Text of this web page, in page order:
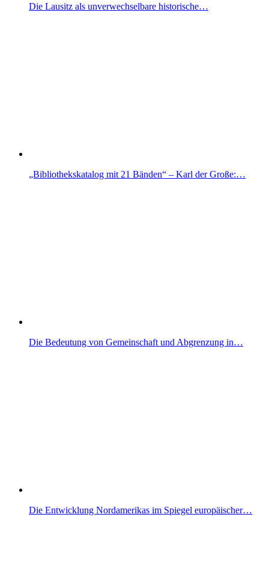
Die Lausitz als unverwechselbare historische…
„Bibliothekskatalog mit 21 Bänden“ – Karl der Große:…
Die Bedeutung von Gemeinschaft und Abgrenzung in…
Die Entwicklung Nordamerikas im Spiegel europäischer…